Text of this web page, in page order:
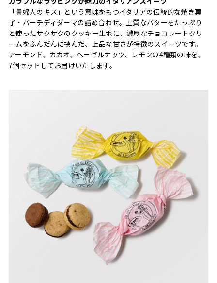
「貴婦人のキス」という意味をもつイタリアの伝統的な焼き菓
子・バーチディダーマの詰め合わせ。上質なバターをたっぷり
と使ったサクサクのクッキー生地に、濃厚なチョコレートクリ
ームをふんだんに挟んだ、上品な甘さが特徴のスイーツです。
アーモンド、カカオ、ヘーゼルナッツ、レモンの4種類の味を、
7個セットしてお届けいたします。